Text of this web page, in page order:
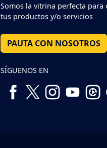
Somos la vitrina perfecta para
tus productos y/o servicios
PAUTA CON NOSOTROS
SÍGUENOS EN